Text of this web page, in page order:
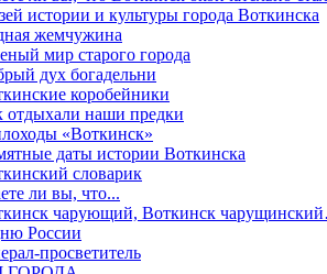
истории и культуры города Воткинска
жемчужина
мир старого города
дух богадельни
коробейники
отдыхали наши предки
«Воткинск»
даты истории Воткинска
словарик
ли вы, что...
чарующий, Воткинск
России
просветитель